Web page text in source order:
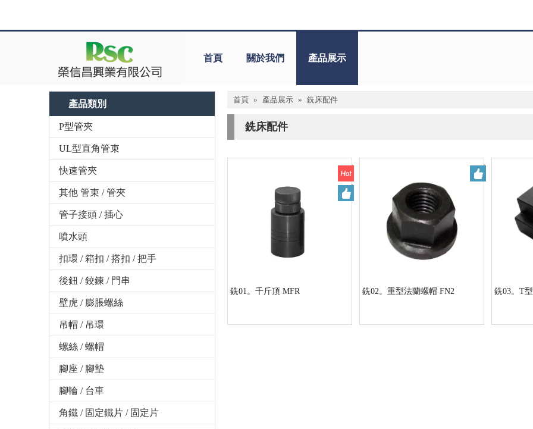
首頁 關於我們 產品展示
產品類別
P型管夾
UL型直角管束
快速管夾
其他 管束 / 管夾
管子接頭 / 插心
噴水頭
扣環 / 箱扣 / 搭扣 / 把手
後鈕 / 鉸鍊 / 門串
壁虎 / 膨脹螺絲
吊帽 / 吊環
螺絲 / 螺帽
腳座 / 腳墊
腳輪 / 台車
角鐵 / 固定鐵片 / 固定片
首頁 » 產品展示 » 銑床配件
銑床配件
銑01。千斤頂 MFR 銑02。重型法蘭螺帽 FN2 銑03。T